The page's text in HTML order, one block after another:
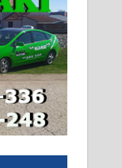
Рудник
20
и